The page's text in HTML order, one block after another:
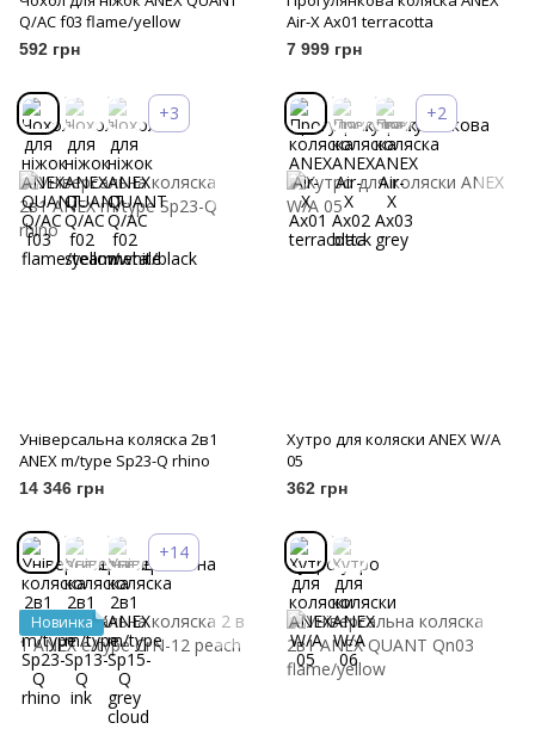
Q/AC f03 flame/yellow
592 грн
+3
Air-X Ax01 terracotta
7 999 грн
+2
Універсальна коляска 2в1
ANEX m/type Sp23-Q rhino
14 346 грн
+14
Хутро для коляски ANEX W/A
05
362 грн
Новинка